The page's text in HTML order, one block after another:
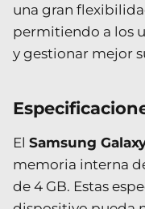
una gran
permitiendo a los
y gestionar mejor
El Samsung
memoria interna
de 4 GB. Estas